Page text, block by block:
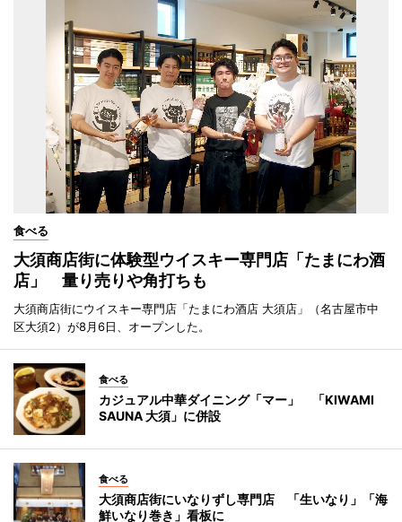
食べる
大須商店街に体験型ウイスキー専門店「たまにわ酒
店」 量り売りや角打ちも
大須商店街にウイスキー専門店「たまにわ酒店 大須店」（名古屋市中
区大須2）が8月6日、オープンした。
食べる
カジュアル中華ダイニング「マー」 「KIWAMI
SAUNA 大須」に併設
食べる
大須商店街にいなりずし専門店 「生いなり」「海
鮮いなり巻き」看板に